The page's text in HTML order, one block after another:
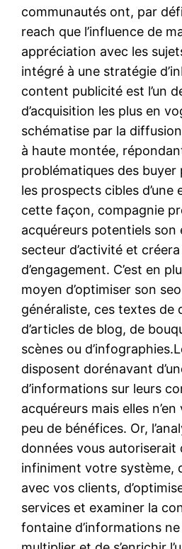
communautés ont, par
reach que l’influence de
appréciation avec les
intégré à une stratégie
content publicité est l’un
d’acquisition les plus en
schématise par la
à haute montée,
problématiques des buyer
les prospects cibles d’une
cette façon, compagnie
acquéreurs potentiels son
secteur d’activité et
d’engagement. C’est en
moyen d’optimiser son
généraliste, ces textes de
d’articles de blog, de
scènes ou
disposent dorénavant
d’informations sur leurs
acquéreurs mais elles
peu de bénéfices. Or,
données vous autoriserait
infiniment votre système,
avec vos clients,
services et examiner la
fontaine d’informations